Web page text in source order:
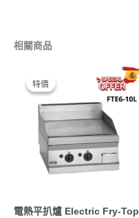
相關商品
特價
特價
電熱平扒爐 Electric Fry-Top
$12,400.00。
前
價
格：
$7,000.00。